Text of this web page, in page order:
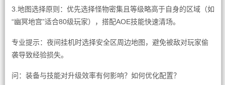
3.地图选择原则：优先选择怪物密集且等级略高于自身的区域（如
“幽冥地宫”适合80级玩家），搭配AOE技能快速清场。
专业提示：夜间挂机时选择安全区周边地图，避免被敌对玩家偷
袭导致经验损失。
问：装备与技能对升级效率有何影响？如何优化配置？